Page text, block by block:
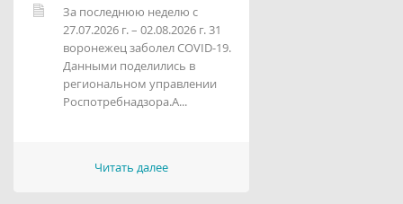
За последнюю неделю с
27.07.2026 г. – 02.08.2026 г. 31
воронежец заболел COVID-19.
Данными поделились в
региональном управлении
Роспотребнадзора.А...
Читать далее